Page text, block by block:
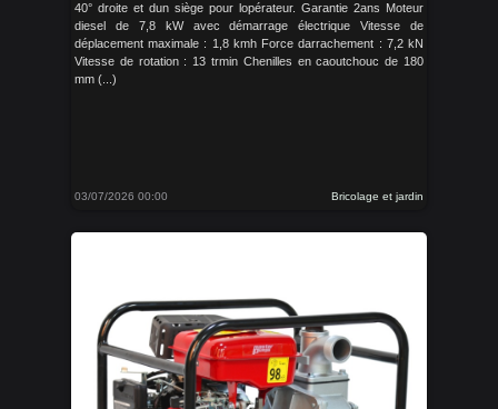
40° droite et dun siège pour lopérateur. Garantie 2ans Moteur
diesel de 7,8 kW avec démarrage électrique Vitesse de
déplacement maximale : 1,8 kmh Force darrachement : 7,2 kN
Vitesse de rotation : 13 trmin Chenilles en caoutchouc de 180
mm (...)
03/07/2026 00:00 Bricolage et jardin